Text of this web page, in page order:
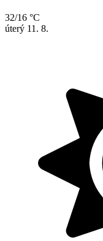
32/16 °C
úterý 11. 8.